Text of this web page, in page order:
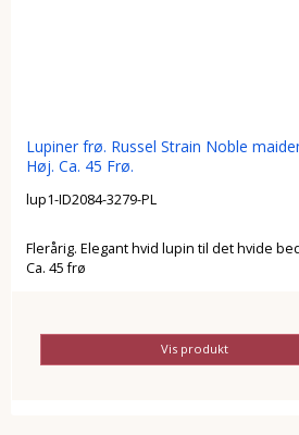
Lupiner frø. Russel Strain Noble
Høj. Ca. 45 Frø.
lup1-ID2084-3279-PL
Flerårig. Elegant hvid lupin til det hvide
Ca. 45 frø
Vis produkt